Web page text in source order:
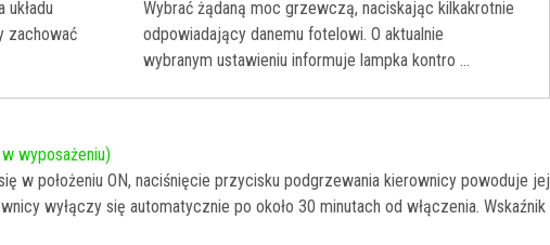
zachować
Wybrać żądaną moc grzewczą, naciskając kilkakrotnie
odpowiadający danemu fotelowi. O aktualnie
wybranym ustawieniu informuje lampka kontro ...
wyposażeniu)
w położeniu ON, naciśnięcie przycisku podgrzewania kierownicy powoduje jej
wyłączy się automatycznie po około 30 minutach od włączenia. Wskaźnik